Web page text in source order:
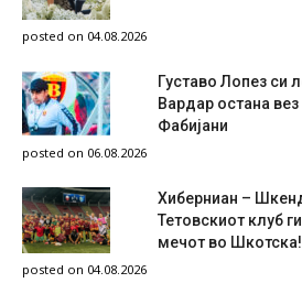
posted on 04.08.2026
Густаво Лопез си
Вардар остана вез
Фабијани
posted on 06.08.2026
Хиберниан –
Тетовскиот клуб
мечот во Шкотска!
posted on 04.08.2026